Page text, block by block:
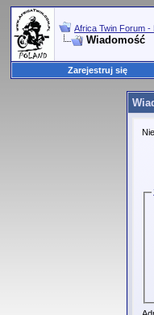
Africa Twin Forum -
Wiadomość
Zarejestruj się